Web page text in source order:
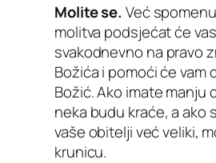
Molite se. Već
molitva podsjećat će vas
svakodnevno na pravo
Božića i pomoći će vam
Božić. Ako imate manju
neka budu kraće, a ako
vaše obitelji već veliki,
krunicu.